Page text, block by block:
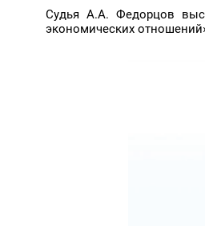
Судья А.А. Федорцов
экономических